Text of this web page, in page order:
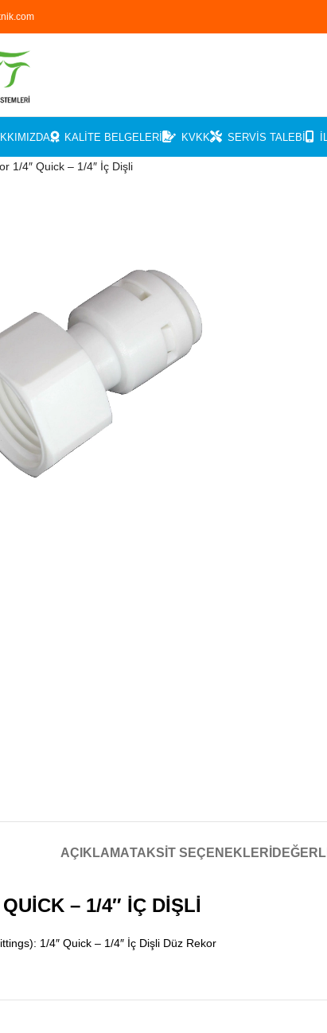
KALITE BELGELERI KVKK SERVIS TALEBI
1/4″ Quick – 1/4″ İç Dişli
AÇIKLAMATAKSIT SEÇENEKLERI
– 1/4″ İÇ DİŞLİ
1/4″ Quick – 1/4″ İç Dişli Düz Rekor